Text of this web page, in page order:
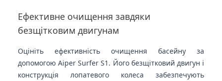
Ефективне очищення завдяки
безщітковим двигунам
Оцініть ефективність очищення басейну за
допомогою Aiper Surfer S1. Його безщітковий двигун і
конструкція лопатевого колеса забезпечують